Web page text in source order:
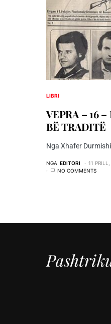
LIBRI
VEPRA – 16
BË TRADITË
Nga Xhafer Durmishi
NGA EDITORI
11
NO COMMENTS